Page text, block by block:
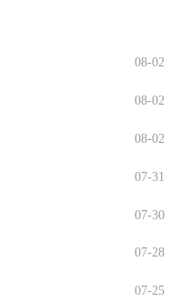
08-02
08-02
08-02
07-31
07-30
07-28
07-25